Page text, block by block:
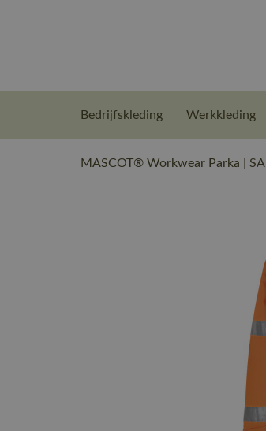
Bedrijfskleding Werkkleding
MASCOT® Workwear Parka |